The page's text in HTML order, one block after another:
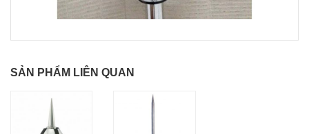
SẢN PHẨM LIÊN QUAN